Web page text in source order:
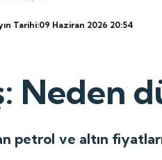
Tarihi:09 Haziran 2026 20:54
Neden
petrol ve altın